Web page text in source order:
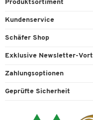
Produktsortiment
Büroausstattung
Reinigung & Hygiene
Technik
Kundenservice
Direktbestellung
Kontaktformulare
Lieferinformationen
Schäfer Shop
Services & Leistungen
Workplace Solutions
Exklusive Newsletter-
Willkommensgutschein
Expertenwissen
Zahlungsoptionen
Paypal
Geprüfte Sicherheit